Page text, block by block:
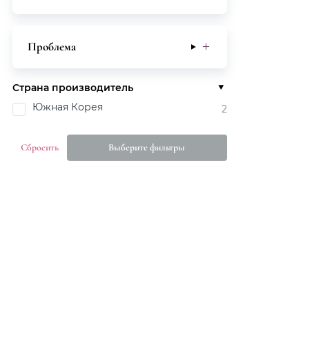
Проблема
Страна производитель
Южная Корея
2
Сбросить Выберите фильтры